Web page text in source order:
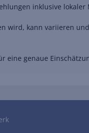
inklusive
wird, kann variieren
eine genaue